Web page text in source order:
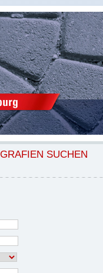
SUCHEN